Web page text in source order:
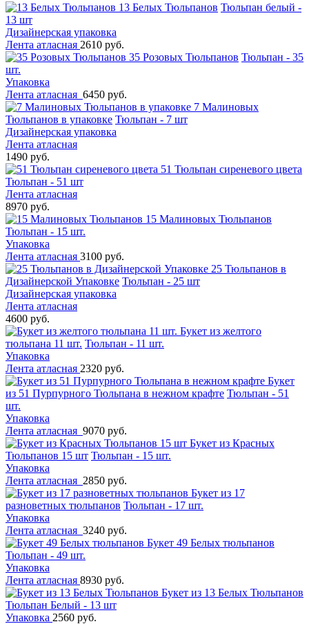
13 Белых Тюльпанов Тюльпан белый -
13 шт
Дизайнерская упаковка
Лента атласная 2610 руб.
35 Розовых Тюльпанов Тюльпан - 35
шт.
Упаковка
Лента атласная 6450 руб.
7 Малиновых
Тюльпанов в упаковке Тюльпан - 7 шт
Дизайнерская упаковка
Лента атласная
1490 руб.
51 Тюльпан сиреневого цвета
Тюльпан - 51 шт
Лента атласная
8970 руб.
15 Малиновых Тюльпанов
Тюльпан - 15 шт.
Упаковка
Лента атласная 3100 руб.
25 Тюльпанов в
Дизайнерской Упаковке Тюльпан - 25 шт
Дизайнерская упаковка
Лента атласная
4600 руб.
Букет из желтого
тюльпана 11 шт. Тюльпан - 11 шт.
Упаковка
Лента атласная 2320 руб.
Букет
из 51 Пурпурного Тюльпана в нежном крафте Тюльпан - 51
шт.
Упаковка
Лента атласная 9070 руб.
Букет из Красных
Тюльпанов 15 шт Тюльпан - 15 шт.
Упаковка
Лента атласная 2850 руб.
Букет из 17
разноветных тюльпанов Тюльпан - 17 шт.
Упаковка
Лента атласная 3240 руб.
Букет 49 Белых тюльпанов
Тюльпан - 49 шт.
Упаковка
Лента атласная 8930 руб.
Букет из 13 Белых Тюльпанов
Тюльпан Белый - 13 шт
Упаковка 2560 руб.